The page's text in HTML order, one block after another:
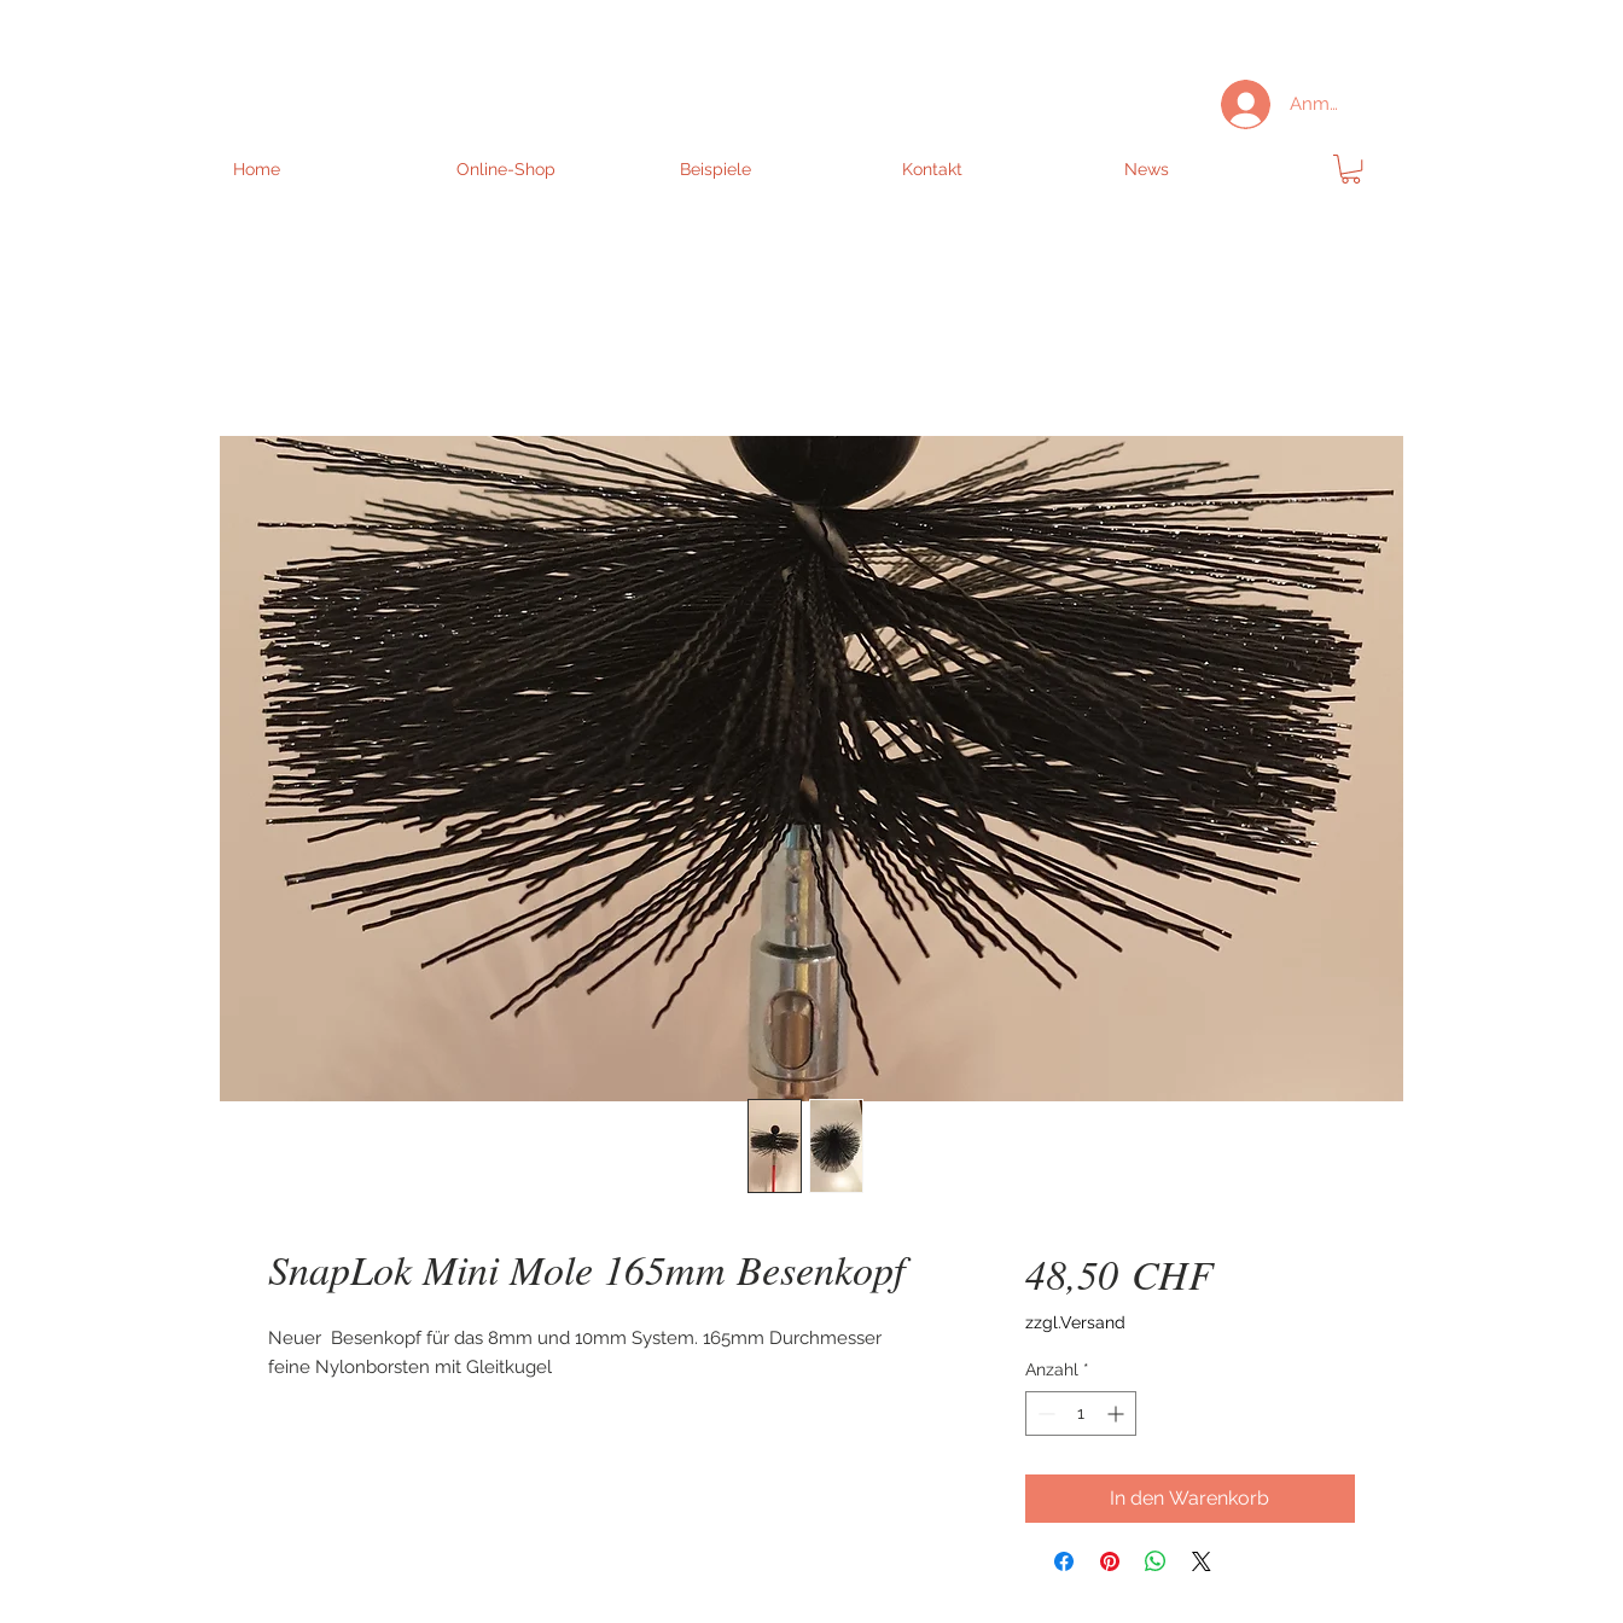
Anmelden
Home Online-Shop Beispiele Kontakt News
SnapLok Mini Mole 165mm Besenkopf
Neuer Besenkopf für das 8mm und 10mm System. 165mm Durchmesser
feine Nylonborsten mit Gleitkugel
48,50 CHFPreis
zzgl.Versand
Anzahl *
In den Warenkorb